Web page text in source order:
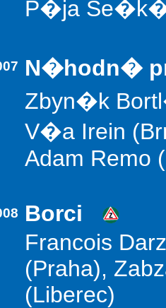
P�ja
N�hodn�
Zbyn�k
V�a Irein
Adam Remo
Borci
Francois
(Praha),
(Liberec)